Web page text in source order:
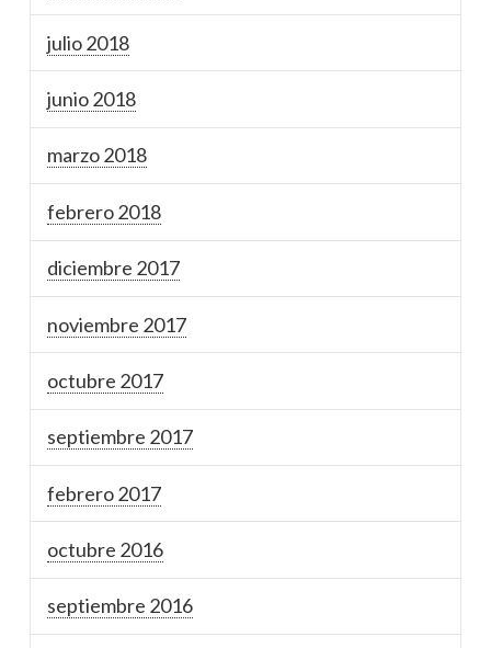
julio 2018
junio 2018
marzo 2018
febrero 2018
diciembre 2017
noviembre 2017
octubre 2017
septiembre 2017
febrero 2017
octubre 2016
septiembre 2016